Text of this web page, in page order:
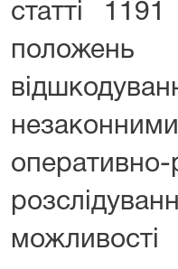
статті
оперативно-